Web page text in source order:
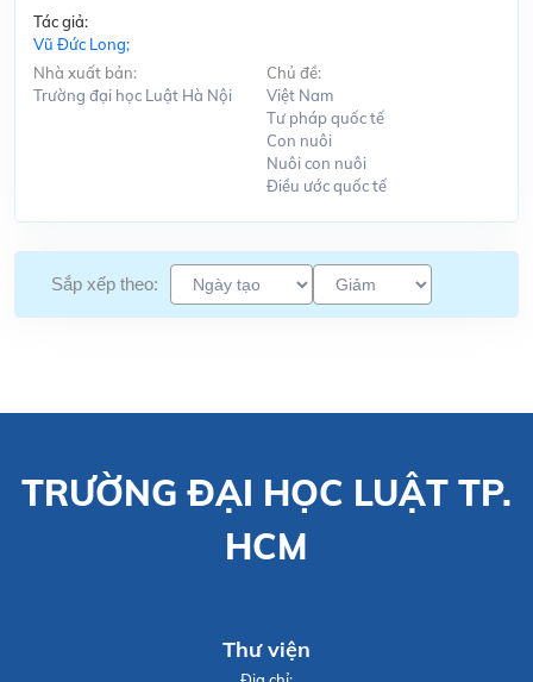
Tác giả:
Vũ Đức Long;
Nhà xuất bản:
Trường đại học Luật Hà Nội
Chủ đề:
Việt Nam
Tư pháp quốc tế
Con nuôi
Nuôi con nuôi
Điều ước quốc tế
Sắp xếp theo:
TRƯỜNG ĐẠI HỌC LUẬT TP.
HCM
Thư viện